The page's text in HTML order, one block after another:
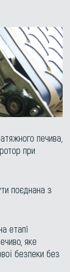
печива,
при
поєднана з
етапі
яке
безпеки без